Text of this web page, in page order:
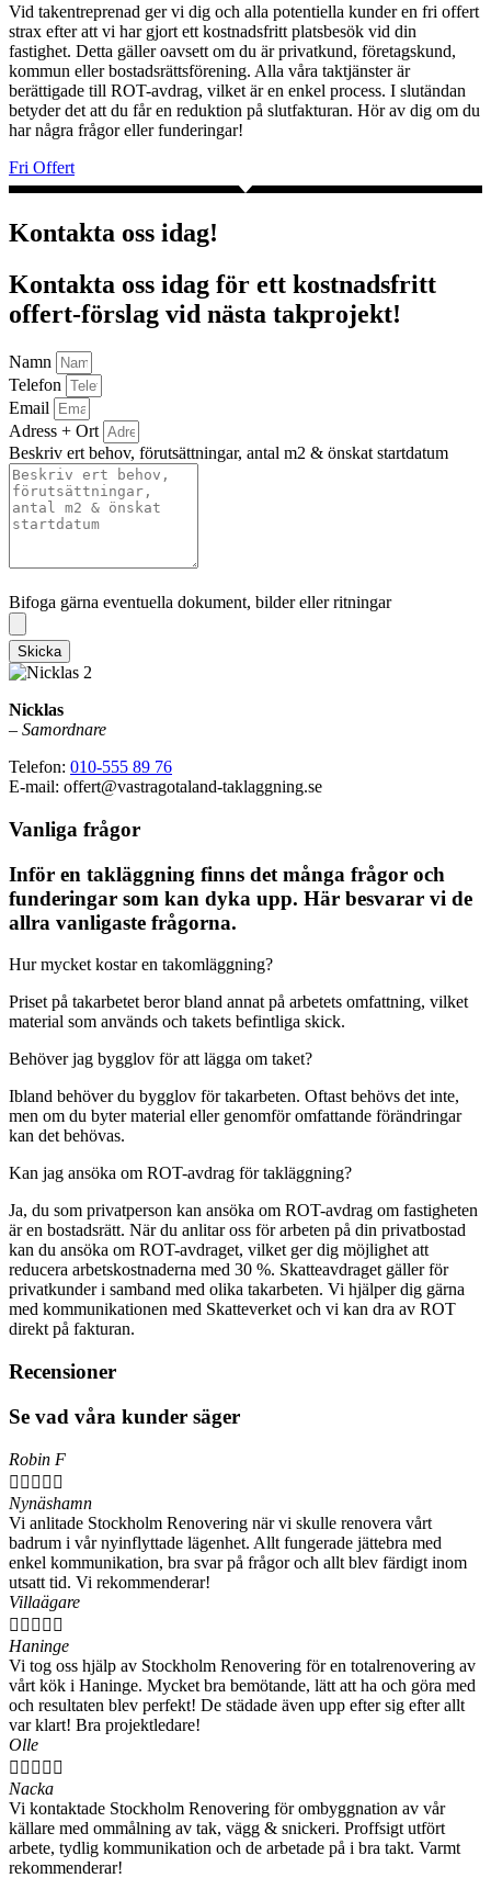
Vid takentreprenad ger vi dig och alla potentiella kunder en fri offert
strax efter att vi har gjort ett kostnadsfritt platsbesök vid din
fastighet. Detta gäller oavsett om du är privatkund, företagskund,
kommun eller bostadsrättsförening. Alla våra taktjänster är
berättigade till ROT-avdrag, vilket är en enkel process. I slutändan
betyder det att du får en reduktion på slutfakturan. Hör av dig om du
har några frågor eller funderingar!
Fri Offert
Kontakta oss idag!
Kontakta oss idag för ett kostnadsfritt
offert-förslag vid nästa takprojekt!
Namn
Telefon
Email
Adress + Ort
Beskriv ert behov, förutsättningar, antal m2 & önskat startdatum
Bifoga gärna eventuella dokument, bilder eller ritningar
Skicka
Nicklas
– Samordnare
Telefon: 010-555 89 76
E-mail: offert@vastragotaland-taklaggning.se
Vanliga frågor
Inför en takläggning finns det många frågor och
funderingar som kan dyka upp. Här besvarar vi de
allra vanligaste frågorna.
Hur mycket kostar en takomläggning?
Priset på takarbetet beror bland annat på arbetets omfattning, vilket
material som används och takets befintliga skick.
Behöver jag bygglov för att lägga om taket?
Ibland behöver du bygglov för takarbeten. Oftast behövs det inte,
men om du byter material eller genomför omfattande förändringar
kan det behövas.
Kan jag ansöka om ROT-avdrag för takläggning?
Ja, du som privatperson kan ansöka om ROT-avdrag om fastigheten
är en bostadsrätt. När du anlitar oss för arbeten på din privatbostad
kan du ansöka om ROT-avdraget, vilket ger dig möjlighet att
reducera arbetskostnaderna med 30 %. Skatteavdraget gäller för
privatkunder i samband med olika takarbeten. Vi hjälper dig gärna
med kommunikationen med Skatteverket och vi kan dra av ROT
direkt på fakturan.
Recensioner
Se vad våra kunder säger
Robin F
    
Nynäshamn
Vi anlitade Stockholm Renovering när vi skulle renovera vårt
badrum i vår nyinflyttade lägenhet. Allt fungerade jättebra med
enkel kommunikation, bra svar på frågor och allt blev färdigt inom
utsatt tid. Vi rekommenderar!
Villaägare
    
Haninge
Vi tog oss hjälp av Stockholm Renovering för en totalrenovering av
vårt kök i Haninge. Mycket bra bemötande, lätt att ha och göra med
och resultaten blev perfekt! De städade även upp efter sig efter allt
var klart! Bra projektledare!
Olle
    
Nacka
Vi kontaktade Stockholm Renovering för ombyggnation av vår
källare med ommålning av tak, vägg & snickeri. Proffsigt utfört
arbete, tydlig kommunikation och de arbetade på i bra takt. Varmt
rekommenderar!